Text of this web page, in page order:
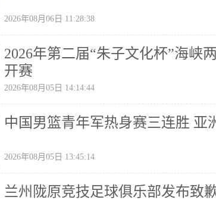
2026年08月06日 11:28:38
2026年第二届“朱子文化杯”海峡
开赛
2026年08月05日 14:14:44
中国男篮青年军热身赛三连胜 亚
2026年08月05日 13:45:14
兰州陇原竞技足球俱乐部发布致